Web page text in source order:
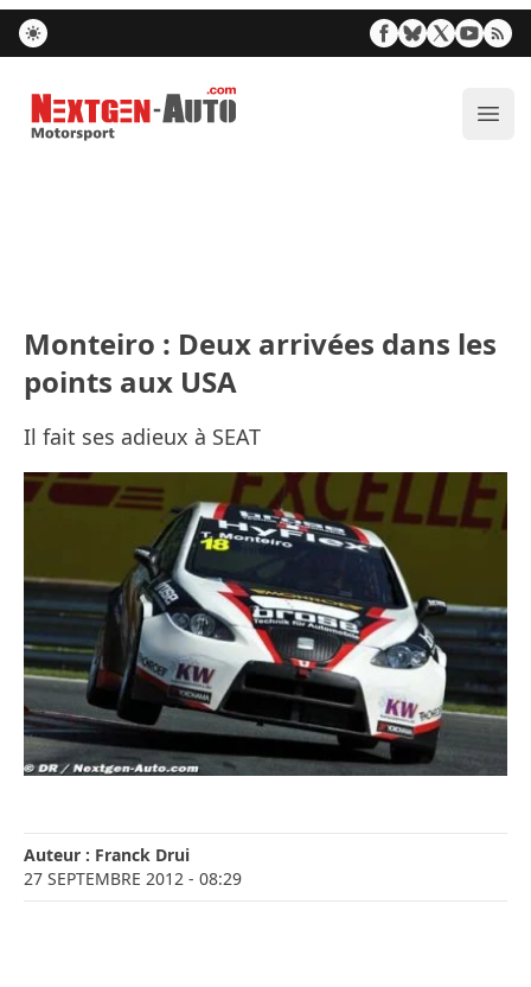
Nextgen-Auto.com
Monteiro : Deux arrivées dans les
points aux USA
Il fait ses adieux à SEAT
Auteur : Franck Drui
27 SEPTEMBRE 2012 - 08:29